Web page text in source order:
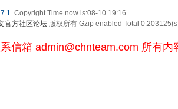
Copyright Time now is:08-10 19:16
官方社区论坛 版权所有 Gzip enabled Total
信箱 admin@chnteam.com 所有内